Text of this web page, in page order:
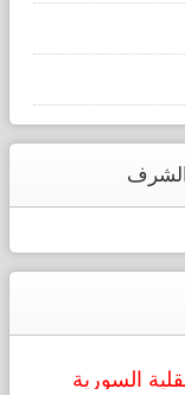
الشرف
السورية